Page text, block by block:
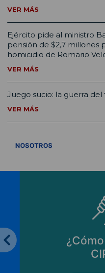
VER MÁS
Ejército pide al ministro
pensión de $2,7 millones
homicidio de Romario
VER MÁS
Juego sucio: la guerra
VER MÁS
NOSOTROS